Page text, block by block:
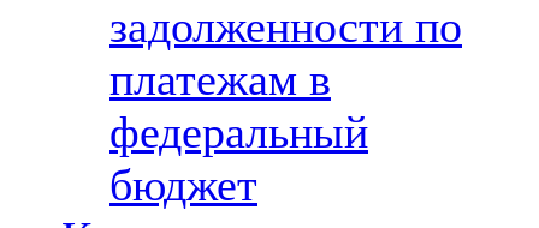
задолженности по
платежам в
федеральный
бюджет